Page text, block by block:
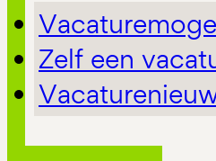
Zelf een